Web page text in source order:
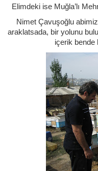
Elimdeki ise Muğla’lı
Nimet Çavuşoğlu
araklatsada, bir yolunu
içerik bende